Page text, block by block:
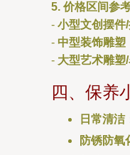
5. 价格区间参
- 小型文创摆件
- 中型装饰雕塑
- 大型艺术雕塑
四、保养
日常清洁
防锈防氧